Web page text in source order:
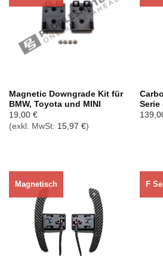
Magnetic Downgrade Kit für
BMW, Toyota und MINI
19,00 €
(exkl. MwSt: 15,97 €)
Serie
Magnetisch F